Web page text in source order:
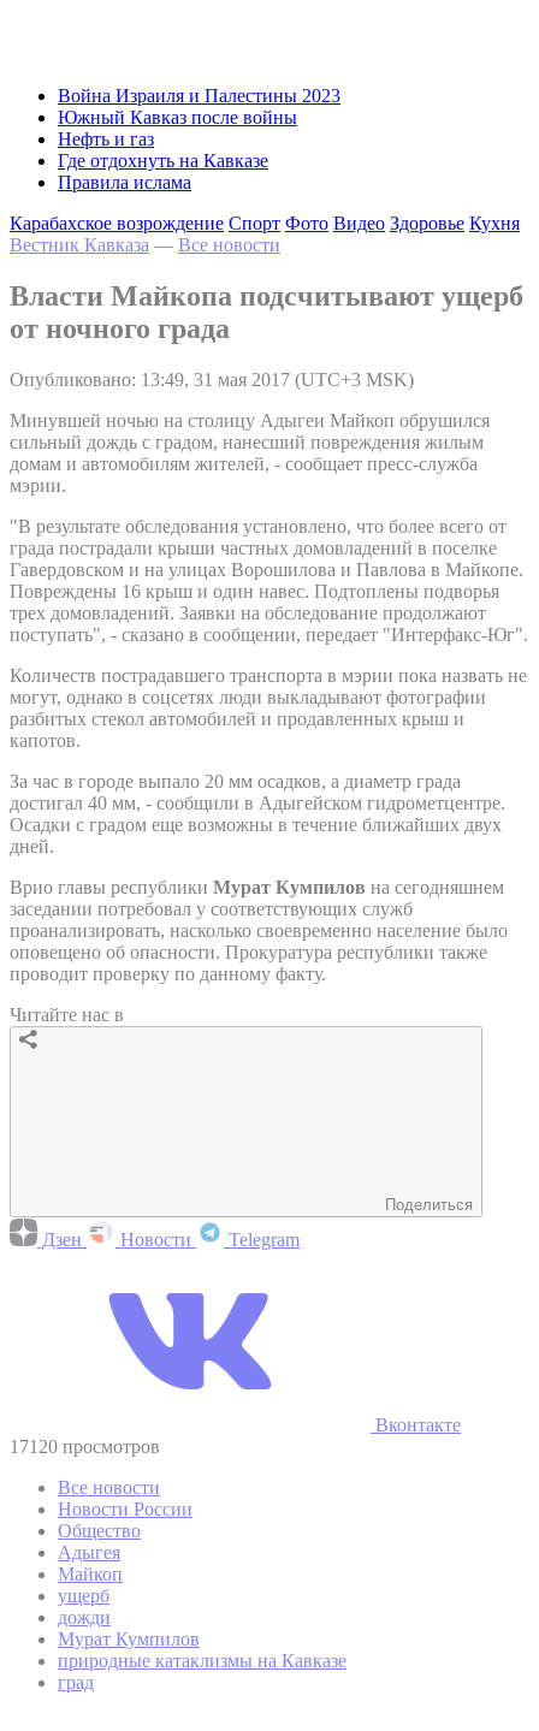
Война Израиля и Палестины 2023
Южный Кавказ после войны
Нефть и газ
Где отдохнуть на Кавказе
Правила ислама
Карабахское возрождение Спорт Фото Видео Здоровье Кухня
Вестник Кавказа — Все новости
Власти Майкопа подсчитывают ущерб
от ночного града
Опубликовано: 13:49, 31 мая 2017 (UTC+3 MSK)
Минувшей ночью на столицу Адыгеи Майкоп обрушился
сильный дождь с градом, нанесший повреждения жилым
домам и автомобилям жителей, - сообщает пресс-служба
мэрии.
"В результате обследования установлено, что более всего от
града пострадали крыши частных домовладений в поселке
Гавердовском и на улицах Ворошилова и Павлова в Майкопе.
Повреждены 16 крыш и один навес. Подтоплены подворья
трех домовладений. Заявки на обследование продолжают
поступать", - сказано в сообщении, передает "Интерфакс-Юг".
Количеств пострадавшего транспорта в мэрии пока назвать не
могут, однако в соцсетях люди выкладывают фотографии
разбитых стекол автомобилей и продавленных крыш и
капотов.
За час в городе выпало 20 мм осадков, а диаметр града
достигал 40 мм, - сообщили в Адыгейском гидрометцентре.
Осадки с градом еще возможны в течение ближайших двух
дней.
Врио главы республики Мурат Кумпилов на сегодняшнем
заседании потребовал у соответствующих служб
проанализировать, насколько своевременно население было
оповещено об опасности. Прокуратура республики также
проводит проверку по данному факту.
Читайте нас в
Поделиться
Дзен Новости Telegram
Вконтакте
17120 просмотров
Все новости
Новости России
Общество
Адыгея
Майкоп
ущерб
дожди
Мурат Кумпилов
природные катаклизмы на Кавказе
град